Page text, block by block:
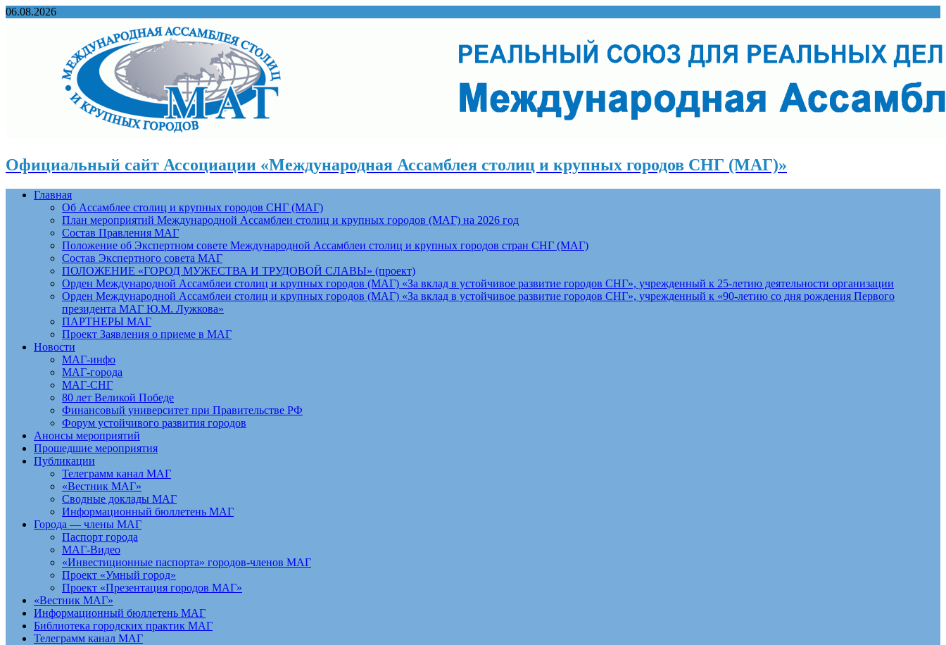
06.08.2026
Официальный сайт Ассоциации «Международная Ассамблея столиц и крупных городов СНГ (МАГ)»
Главная
Об Ассамблее столиц и крупных городов СНГ (МАГ)
План мероприятий Международной Ассамблеи столиц и крупных городов (МАГ) на 2026 год
Состав Правления МАГ
Положение об Экспертном совете Международной Ассамблеи столиц и крупных городов стран СНГ (МАГ)
Состав Экспертного совета МАГ
ПОЛОЖЕНИЕ «ГОРОД МУЖЕСТВА И ТРУДОВОЙ СЛАВЫ» (проект)
Орден Международной Ассамблеи столиц и крупных городов (МАГ) «За вклад в устойчивое развитие городов СНГ», учрежденный к 25-летию деятельности организации
Орден Международной Ассамблеи столиц и крупных городов (МАГ) «За вклад в устойчивое развитие городов СНГ», учрежденный к «90-летию со дня рождения Первого
президента МАГ Ю.М. Лужкова»
ПАРТНЕРЫ МАГ
Проект Заявления о приеме в МАГ
Новости
МАГ-инфо
МАГ-города
МАГ-СНГ
80 лет Великой Победе
Финансовый университет при Правительстве РФ
Форум устойчивого развития городов
Анонсы мероприятий
Прошедшие мероприятия
Публикации
Телеграмм канал МАГ
«Вестник МАГ»
Сводные доклады МАГ
Информационный бюллетень МАГ
Города — члены МАГ
Паспорт города
МАГ-Видео
«Инвестиционные паспорта» городов-членов МАГ
Проект «Умный город»
Проект «Презентация городов МАГ»
«Вестник МАГ»
Информационный бюллетень МАГ
Библиотека городских практик МАГ
Телеграмм канал МАГ